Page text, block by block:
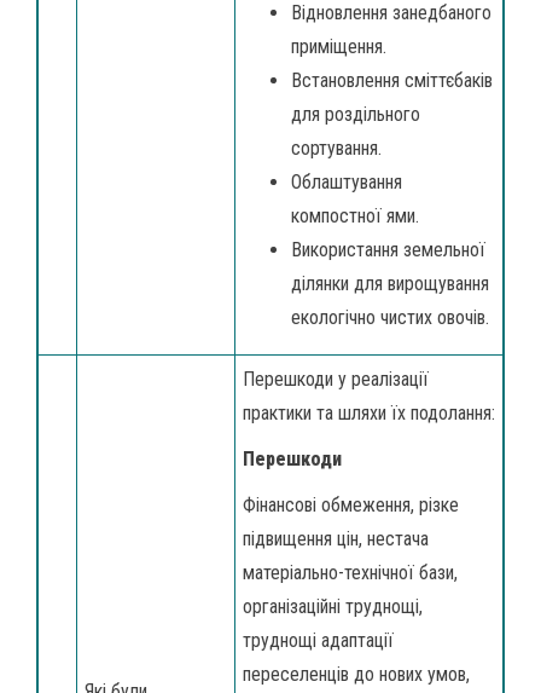
Відновлення занедбаного
приміщення.
Встановлення сміттєбаків
для роздільного
сортування.
Облаштування
компостної ями.
Використання земельної
ділянки для вирощування
екологічно чистих овочів.
Перешкоди у реалізації
практики та шляхи їх подолання:
Перешкоди
Фінансові обмеження, різке
підвищення цін, нестача
матеріально-технічної бази,
організаційні труднощі,
труднощі адаптації
переселенців до нових умов,